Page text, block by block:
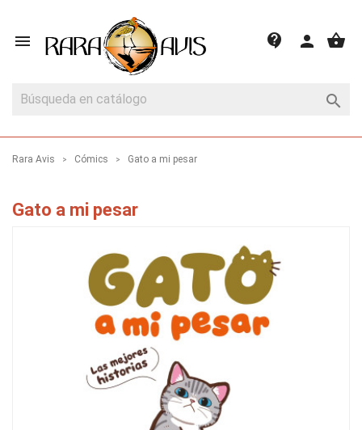
 shopping_basket
person
contact_support

Rara Avis Cómics Gato a mi pesar
Gato a mi pesar